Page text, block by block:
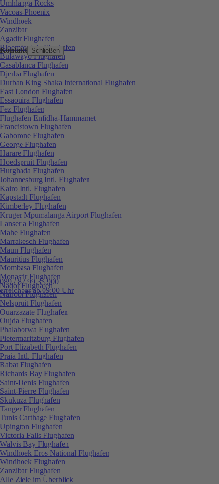
Kontakt Schließen
089 / 82 99 33 900
erreichbar ab 09:00 Uhr
Umhlanga Rocks
Vacoas-Phoenix
Windhoek
Zanzibar
Agadir Flughafen
Bloemfontein Flughafen
Bulawayo Flughafen
Casablanca Flughafen
Djerba Flughafen
Durban King Shaka International Flughafen
East London Flughafen
Essaouira Flughafen
Fez Flughafen
Flughafen Enfidha-Hammamet
Francistown Flughafen
Gaborone Flughafen
George Flughafen
Harare Flughafen
Hoedspruit Flughafen
Hurghada Flughafen
Johannesburg Intl. Flughafen
Kairo Intl. Flughafen
Kapstadt Flughafen
Kimberley Flughafen
Kruger Mpumalanga Airport Flughafen
Lanseria Flughafen
Mahe Flughafen
Marrakesch Flughafen
Maun Flughafen
Mauritius Flughafen
Mombasa Flughafen
Monastir Flughafen
Nador Flughafen
Nairobi Flughafen
Nelspruit Flughafen
Ouarzazate Flughafen
Oujda Flughafen
Phalaborwa Flughafen
Pietermaritzburg Flughafen
Port Elizabeth Flughafen
Praia Intl. Flughafen
Rabat Flughafen
Richards Bay Flughafen
Saint-Denis Flughafen
Saint-Pierre Flughafen
Skukuza Flughafen
Tanger Flughafen
Tunis Carthage Flughafen
Upington Flughafen
Victoria Falls Flughafen
Walvis Bay Flughafen
Windhoek Eros National Flughafen
Windhoek Flughafen
Zanzibar Flughafen
Alle Ziele im Überblick